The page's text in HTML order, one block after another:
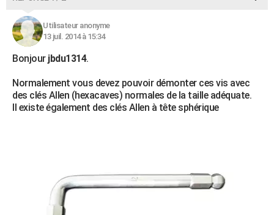
Utilisateur anonyme
13 juil. 2014 à 15:34
Bonjour jbdu1314.
Normalement vous devez pouvoir démonter ces vis avec
des clés Allen (hexacaves) normales de la taille adéquate.
Il existe également des clés Allen à tête sphérique